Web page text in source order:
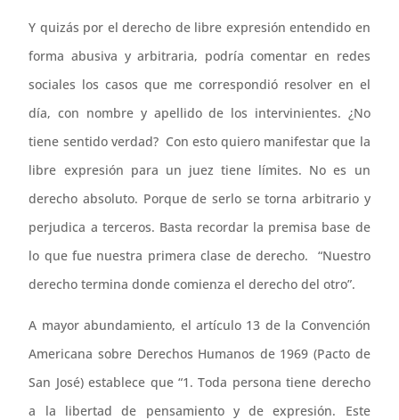
Y quizás por el derecho de libre expresión entendido en
forma abusiva y arbitraria, podría comentar en redes
sociales los casos que me correspondió resolver en el
día, con nombre y apellido de los intervinientes. ¿No
tiene sentido verdad? Con esto quiero manifestar que la
libre expresión para un juez tiene límites. No es un
derecho absoluto. Porque de serlo se torna arbitrario y
perjudica a terceros. Basta recordar la premisa base de
lo que fue nuestra primera clase de derecho. “Nuestro
derecho termina donde comienza el derecho del otro”.
A mayor abundamiento, el artículo 13 de la Convención
Americana sobre Derechos Humanos de 1969 (Pacto de
San José) establece que “1. Toda persona tiene derecho
a la libertad de pensamiento y de expresión. Este